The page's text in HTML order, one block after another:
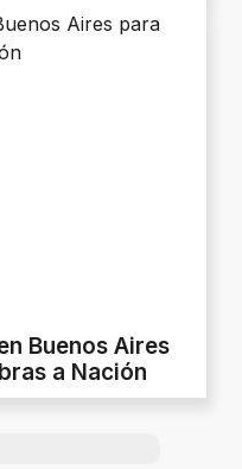
Buenos Aires
a Nación